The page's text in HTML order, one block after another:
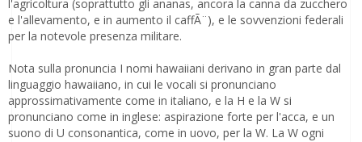
l'agricoltura (soprattutto gli ananas, ancora la canna da zucchero
e l'allevamento, e in aumento il caffÃ¨), e le sovvenzioni federali
per la notevole presenza militare.
Nota sulla pronuncia I nomi hawaiiani derivano in gran parte dal
linguaggio hawaiiano, in cui le vocali si pronunciano
approssimativamente come in italiano, e la H e la W si
pronunciano come in inglese: aspirazione forte per l'acca, e un
suono di U consonantica, come in uovo, per la W. La W ogni